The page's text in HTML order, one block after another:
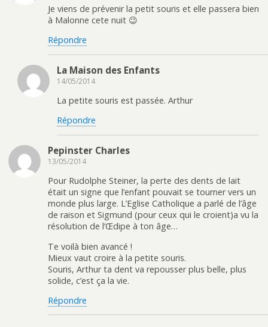
Je viens de prévenir la petit souris et elle passera bien
à Malonne cete nuit 😉
Répondre
La Maison des Enfants
14/05/2014
La petite souris est passée. Arthur
Répondre
Pepinster Charles
13/05/2014
Pour Rudolphe Steiner, la perte des dents de lait
était un signe que l’enfant pouvait se tourner vers un
monde plus large. L’Eglise Catholique a parlé de l’âge
de raison et Sigmund (pour ceux qui le croient)a vu la
résolution de l’Œdipe à ton âge…
Te voilà bien avancé !
Mieux vaut croire à la petite souris.
Souris, Arthur ta dent va repousser plus belle, plus
solide, c’est ça la vie.
Répondre